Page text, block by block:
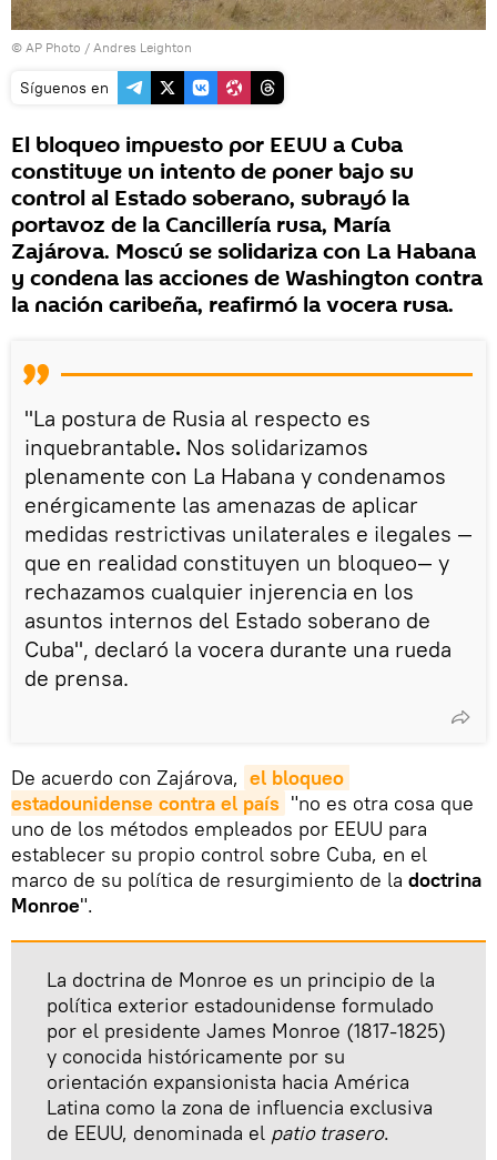
© AP Photo / Andres Leighton
Síguenos en
El bloqueo impuesto por EEUU a Cuba
constituye un intento de poner bajo su
control al Estado soberano, subrayó la
portavoz de la Cancillería rusa, María
Zajárova. Moscú se solidariza con La Habana
y condena las acciones de Washington contra
la nación caribeña, reafirmó la vocera rusa.
"La postura de Rusia al respecto es
inquebrantable. Nos solidarizamos
plenamente con La Habana y condenamos
enérgicamente las amenazas de aplicar
medidas restrictivas unilaterales e ilegales —
que en realidad constituyen un bloqueo— y
rechazamos cualquier injerencia en los
asuntos internos del Estado soberano de
Cuba", declaró la vocera durante una rueda
de prensa.
De acuerdo con Zajárova, el bloqueo
estadounidense contra el país "no es otra cosa que
uno de los métodos empleados por EEUU para
establecer su propio control sobre Cuba, en el
marco de su política de resurgimiento de la doctrina
Monroe".
La doctrina de Monroe es un principio de la
política exterior estadounidense formulado
por el presidente James Monroe (1817-1825)
y conocida históricamente por su
orientación expansionista hacia América
Latina como la zona de influencia exclusiva
de EEUU, denominada el patio trasero.